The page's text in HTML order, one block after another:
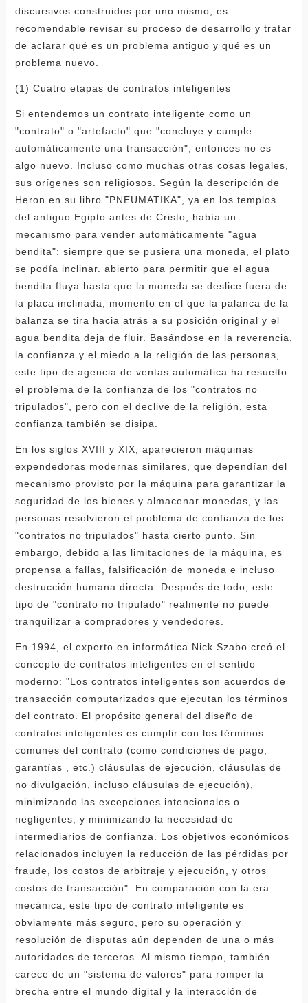
discursivos construidos por uno mismo, es
recomendable revisar su proceso de desarrollo y tratar
de aclarar qué es un problema antiguo y qué es un
problema nuevo.
(1) Cuatro etapas de contratos inteligentes
Si entendemos un contrato inteligente como un
"contrato" o "artefacto" que "concluye y cumple
automáticamente una transacción", entonces no es
algo nuevo. Incluso como muchas otras cosas legales,
sus orígenes son religiosos. Según la descripción de
Heron en su libro "PNEUMATIKA", ya en los templos
del antiguo Egipto antes de Cristo, había un
mecanismo para vender automáticamente "agua
bendita": siempre que se pusiera una moneda, el plato
se podía inclinar. abierto para permitir que el agua
bendita fluya hasta que la moneda se deslice fuera de
la placa inclinada, momento en el que la palanca de la
balanza se tira hacia atrás a su posición original y el
agua bendita deja de fluir. Basándose en la reverencia,
la confianza y el miedo a la religión de las personas,
este tipo de agencia de ventas automática ha resuelto
el problema de la confianza de los "contratos no
tripulados", pero con el declive de la religión, esta
confianza también se disipa.
En los siglos XVIII y XIX, aparecieron máquinas
expendedoras modernas similares, que dependían del
mecanismo provisto por la máquina para garantizar la
seguridad de los bienes y almacenar monedas, y las
personas resolvieron el problema de confianza de los
"contratos no tripulados" hasta cierto punto. Sin
embargo, debido a las limitaciones de la máquina, es
propensa a fallas, falsificación de moneda e incluso
destrucción humana directa. Después de todo, este
tipo de "contrato no tripulado" realmente no puede
tranquilizar a compradores y vendedores.
En 1994, el experto en informática Nick Szabo creó el
concepto de contratos inteligentes en el sentido
moderno: "Los contratos inteligentes son acuerdos de
transacción computarizados que ejecutan los términos
del contrato. El propósito general del diseño de
contratos inteligentes es cumplir con los términos
comunes del contrato (como condiciones de pago,
garantías , etc.) cláusulas de ejecución, cláusulas de
no divulgación, incluso cláusulas de ejecución),
minimizando las excepciones intencionales o
negligentes, y minimizando la necesidad de
intermediarios de confianza. Los objetivos económicos
relacionados incluyen la reducción de las pérdidas por
fraude, los costos de arbitraje y ejecución, y otros
costos de transacción". En comparación con la era
mecánica, este tipo de contrato inteligente es
obviamente más seguro, pero su operación y
resolución de disputas aún dependen de una o más
autoridades de terceros. Al mismo tiempo, también
carece de un "sistema de valores" para romper la
brecha entre el mundo digital y la interacción de